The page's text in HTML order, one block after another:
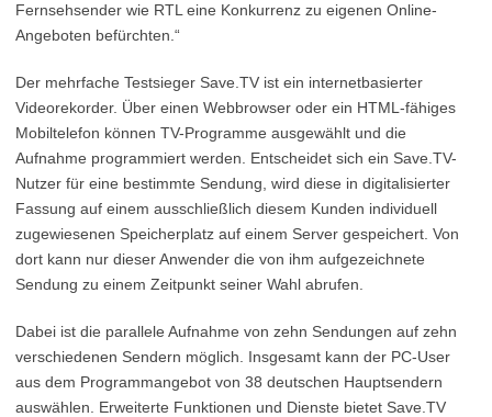
Fernsehsender wie RTL eine Konkurrenz zu eigenen Online-
Angeboten befürchten.“
Der mehrfache Testsieger Save.TV ist ein internetbasierter
Videorekorder. Über einen Webbrowser oder ein HTML-fähiges
Mobiltelefon können TV-Programme ausgewählt und die
Aufnahme programmiert werden. Entscheidet sich ein Save.TV-
Nutzer für eine bestimmte Sendung, wird diese in digitalisierter
Fassung auf einem ausschließlich diesem Kunden individuell
zugewiesenen Speicherplatz auf einem Server gespeichert. Von
dort kann nur dieser Anwender die von ihm aufgezeichnete
Sendung zu einem Zeitpunkt seiner Wahl abrufen.
Dabei ist die parallele Aufnahme von zehn Sendungen auf zehn
verschiedenen Sendern möglich. Insgesamt kann der PC-User
aus dem Programmangebot von 38 deutschen Hauptsendern
auswählen. Erweiterte Funktionen und Dienste bietet Save.TV